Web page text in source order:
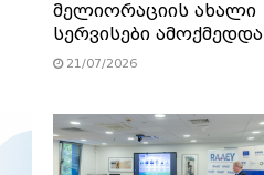
მელიორაციის ახალი
სერვისები ამოქმედდა
21/07/2026